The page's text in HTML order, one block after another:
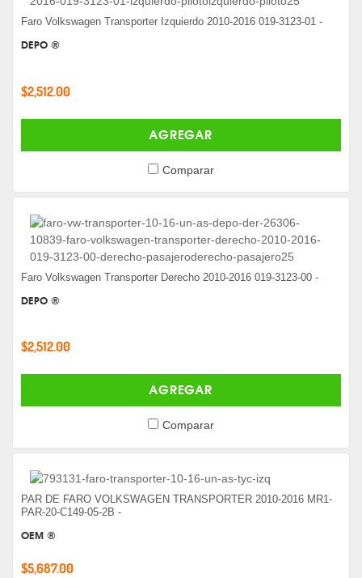
Faro Volkswagen Transporter Izquierdo 2010-2016 019-3123-01 -
DEPO ®
$2,512.00
AGREGAR
Comparar
Faro Volkswagen Transporter Derecho 2010-2016 019-3123-00 -
DEPO ®
$2,512.00
AGREGAR
Comparar
PAR DE FARO VOLKSWAGEN TRANSPORTER 2010-2016 MR1-
PAR-20-C149-05-2B -
OEM ®
$5,687.00